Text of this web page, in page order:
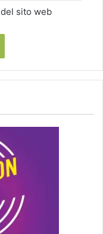
del sito web